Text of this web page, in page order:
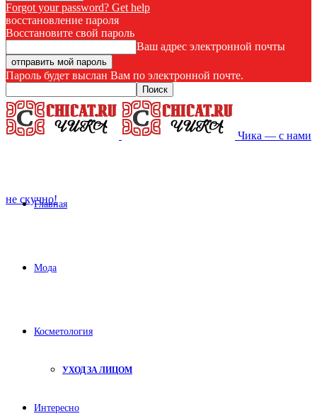
Forgot your password? Get help
восстановление пароля
Восстановите свой пароль
Ваш адрес электронной почты
Пароль будет выслан Вам по электронной почте.
Чика — с нами
не скучно!
Главная
Мода
Косметология
УХОД ЗА ЛИЦОМ
Интересно